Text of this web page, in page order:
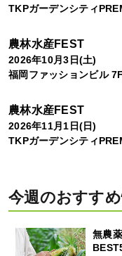
TKPガーデンシティ
農林水産FEST
2026年10月3日(土)
福岡ファッションビル 7F
農林水産FEST
2026年11月1日(日)
TKPガーデンシティ
今週のおすす
無農